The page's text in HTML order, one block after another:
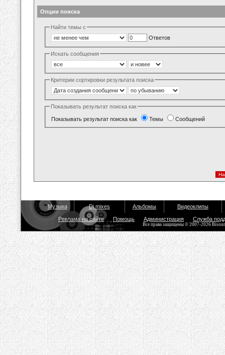
Опции поиска
Найти темы с
Ответов
Искать сообщения
Критерии сортировки результата поиска
Показывать результат поиска как
Показывать результат поиска как Темы Сообщений
Музыка Dj mixes Альбомы Видеоклипы
Реклама на сайте Помощь Администрация Служба
Все права защищены © 2007-2026